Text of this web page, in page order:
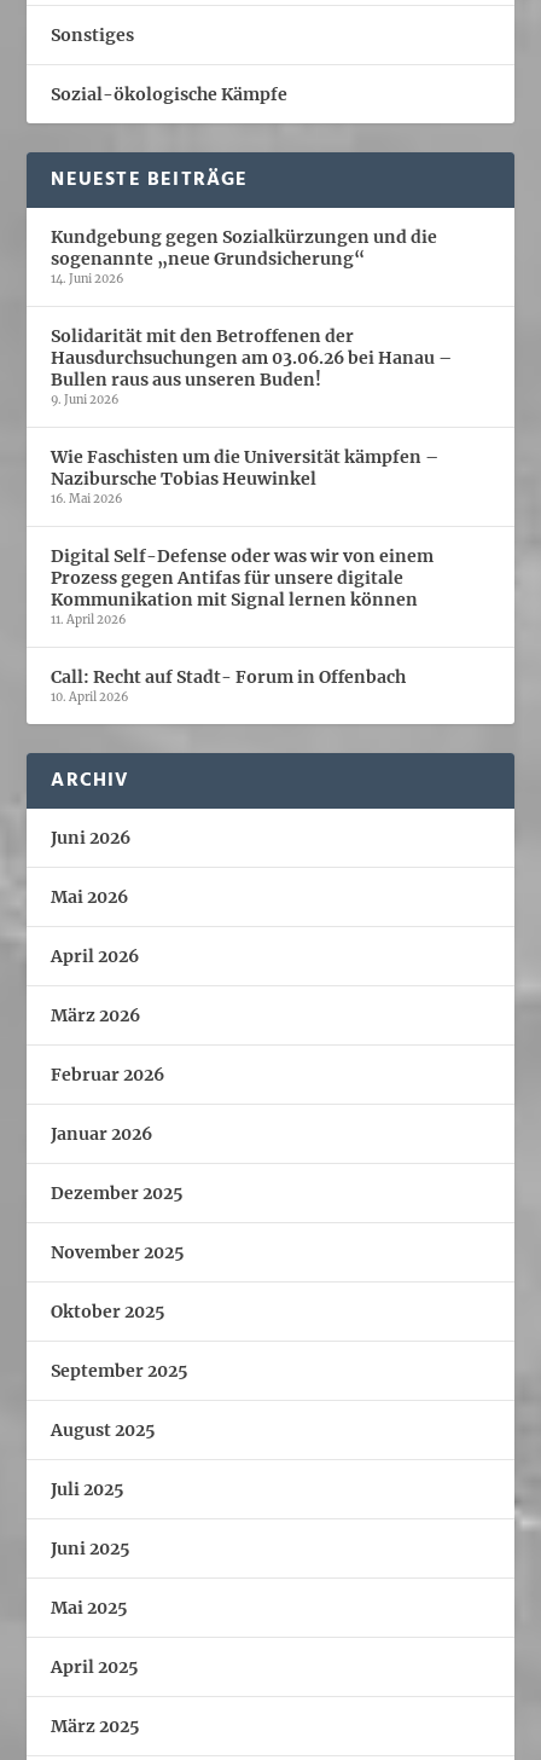
Sonstiges
Sozial-ökologische Kämpfe
NEUESTE BEITRÄGE
Kundgebung gegen Sozialkürzungen und die
sogenannte „neue Grundsicherung“
14. Juni 2026
Solidarität mit den Betroffenen der
Hausdurchsuchungen am 03.06.26 bei Hanau –
Bullen raus aus unseren Buden!
9. Juni 2026
Wie Faschisten um die Universität kämpfen –
Nazibursche Tobias Heuwinkel
16. Mai 2026
Digital Self-Defense oder was wir von einem
Prozess gegen Antifas für unsere digitale
Kommunikation mit Signal lernen können
11. April 2026
Call: Recht auf Stadt- Forum in Offenbach
10. April 2026
ARCHIV
Juni 2026
Mai 2026
April 2026
März 2026
Februar 2026
Januar 2026
Dezember 2025
November 2025
Oktober 2025
September 2025
August 2025
Juli 2025
Juni 2025
Mai 2025
April 2025
März 2025